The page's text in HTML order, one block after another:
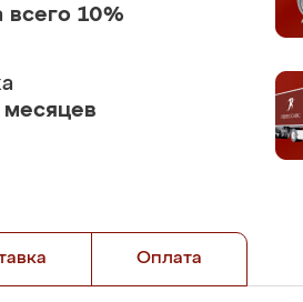
всего 10%
месяцев
Оплата